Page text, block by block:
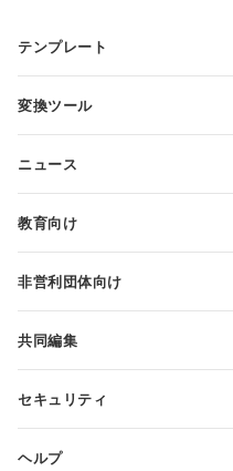
テンプレート
テキスト文書テンプレート
変換ツール
スプレッドシートの変換
PDFの変換
ニュース
教育向け
教育関係者向け
非営利団体向け
無料アカウントをリクエスト
共同編集
翻訳者向け
セキュリティ
ヘルプ